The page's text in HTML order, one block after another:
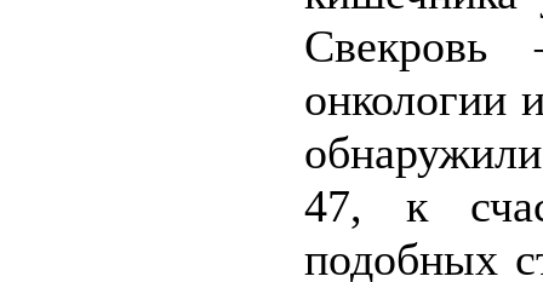
Свекровь
онкологии
47, к
подобных